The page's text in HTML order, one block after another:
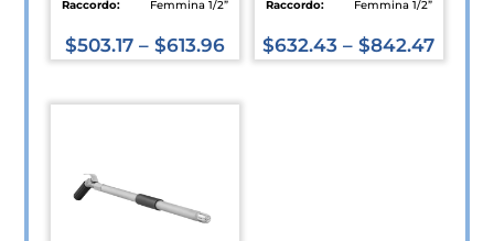
Raccordo:
Femmina 1/2”
$503.17 –$613.96
prodotto
Le
Raccordo:
Femmina 1/2”
$632.43 –$842.47